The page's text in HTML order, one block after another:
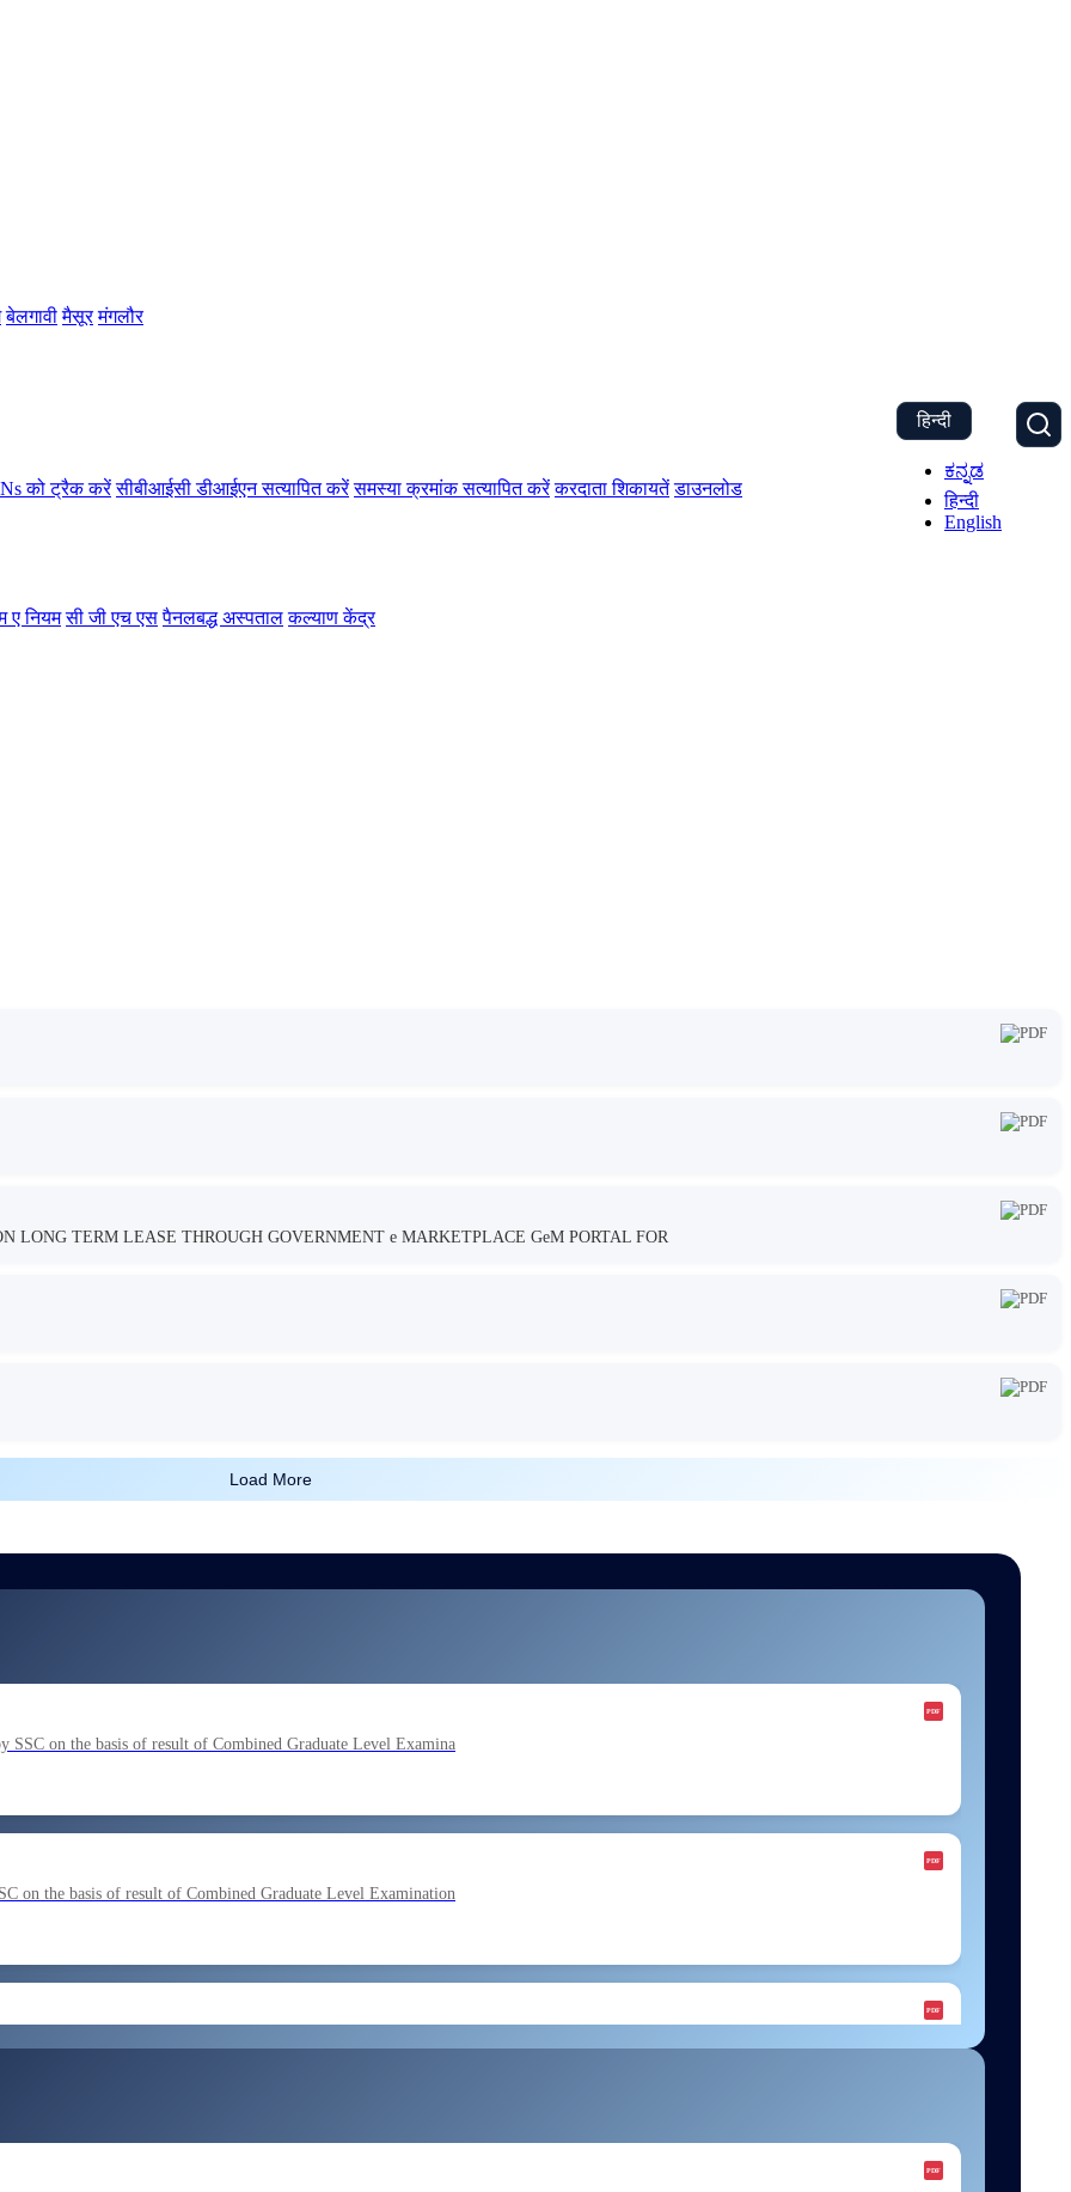
बेलगावी मैसूर मंगलौर
को ट्रैक करें सीबीआईसी डीआईएन सत्यापित करें समस्या क्रमांक सत्यापित करें करदाता शिकायतें डाउनलोड
ए नियम सी जी एच एस पैनलबद्ध अस्पताल कल्याण केंद्र
हिन्दी
ಕನ್ನಡ
हिन्दी
English
LONG TERM LEASE THROUGH GOVERNMENT e MARKETPLACE GeM PORTAL FOR
Load More
on the basis of result of Combined Graduate Level Examina
on the basis of result of Combined Graduate Level Examination